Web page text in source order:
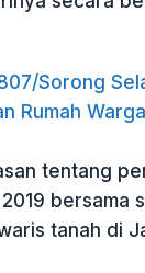
Sorong
Rumah
tentang
bersama
tanah di